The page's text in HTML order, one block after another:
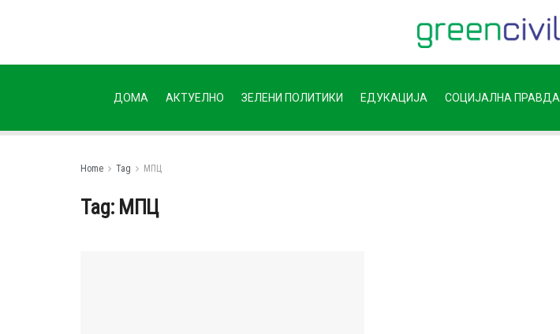
ДОМА АКТУЕЛНО ЗЕЛЕНИ ПОЛИТИКИ ЕДУКАЦИЈА СОЦИЈАЛНА ПРАВДА
Home Tag МПЦ
Tag: МПЦ